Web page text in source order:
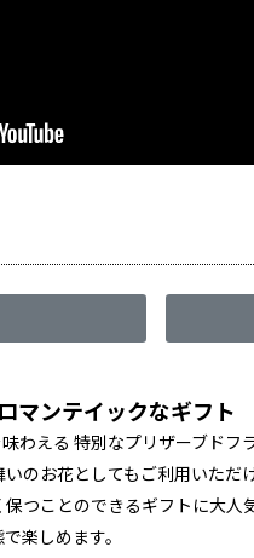
マンテイックなギフト
わえる 特別なプリザーブドフ
のお花としてもご利用いただ
つことのできるギフトに大
楽しめます。